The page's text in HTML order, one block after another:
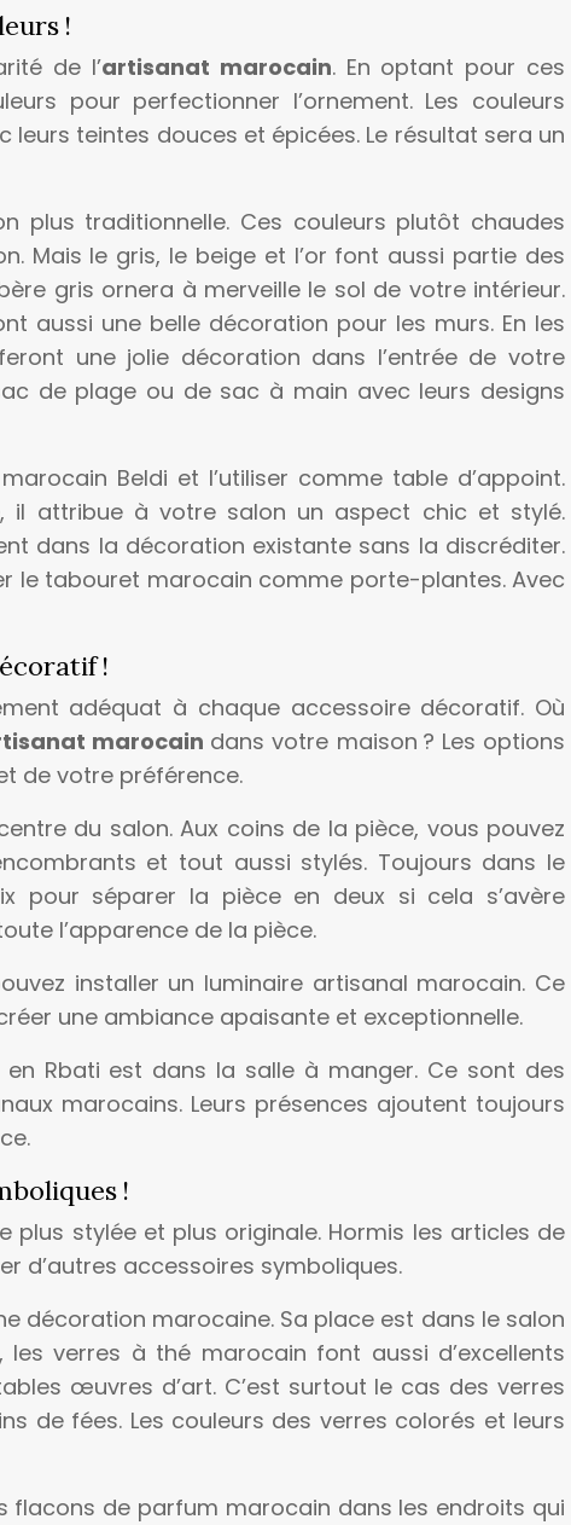
!
de l’artisanat marocain. En optant pour ces
pour perfectionner l’ornement. Les couleurs
teintes douces et épicées. Le résultat sera un
plus traditionnelle. Ces couleurs plutôt chaudes
Mais le gris, le beige et l’or font aussi partie des
gris ornera à merveille le sol de votre intérieur.
aussi une belle décoration pour les murs. En les
une jolie décoration dans l’entrée de votre
de plage ou de sac à main avec leurs designs
Beldi et l’utiliser comme table d’appoint.
il attribue à votre salon un aspect chic et stylé.
dans la décoration existante sans la discréditer.
le tabouret marocain comme porte-plantes. Avec
!
adéquat à chaque accessoire décoratif. Où
marocain dans votre maison ? Les options
de votre préférence.
du salon. Aux coins de la pièce, vous pouvez
et tout aussi stylés. Toujours dans le
pour séparer la pièce en deux si cela s’avère
l’apparence de la pièce.
installer un luminaire artisanal marocain. Ce
une ambiance apaisante et exceptionnelle.
Rbati est dans la salle à manger. Ce sont des
marocains. Leurs présences ajoutent toujours
!
plus stylée et plus originale. Hormis les articles de
d’autres accessoires symboliques.
décoration marocaine. Sa place est dans le salon
verres à thé marocain font aussi d’excellents
œuvres d’art. C’est surtout le cas des verres
de fées. Les couleurs des verres colorés et leurs
flacons de parfum marocain dans les endroits qui